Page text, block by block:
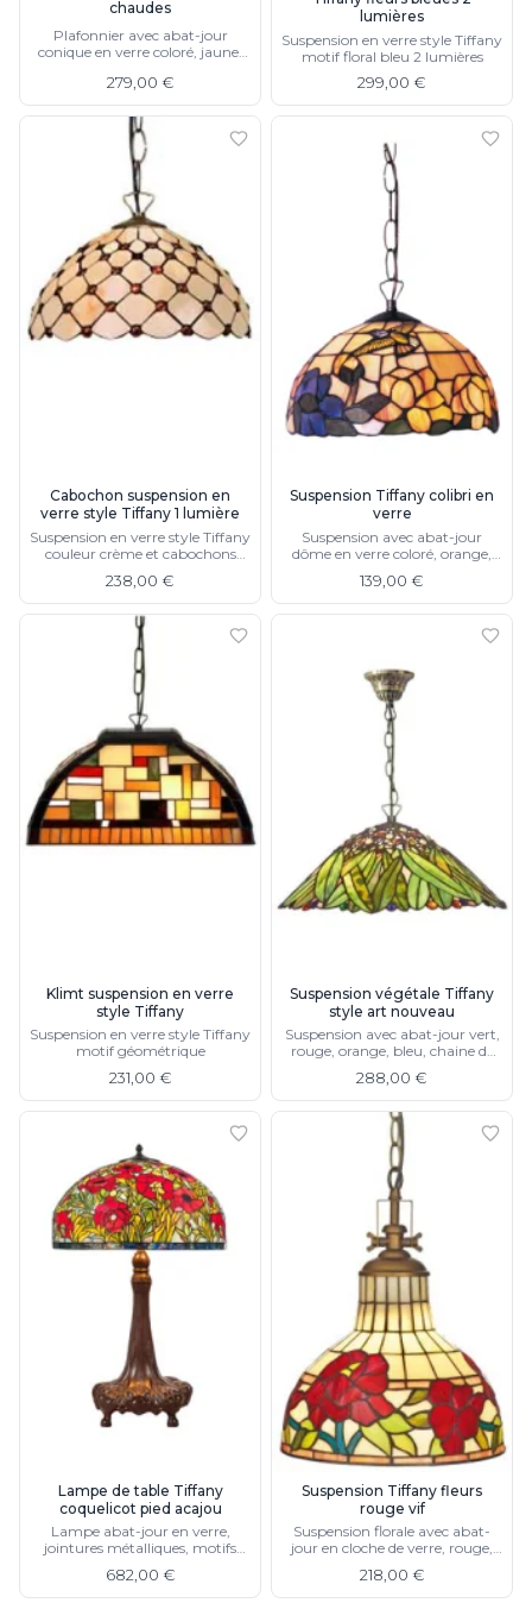
chaudes
Plafonnier avec abat-jour
conique en verre coloré, jaune,
279,00 €
lumières
Suspension en verre style Tiffany
motif floral bleu 2 lumières
299,00 €
Cabochon suspension en
verre style Tiffany 1 lumière
Suspension en verre style Tiffany
couleur crème et cabochons
238,00 €
Suspension Tiffany colibri en
verre
Suspension avec abat-jour
dôme en verre coloré, orange,
139,00 €
Klimt suspension en verre
style Tiffany
Suspension en verre style Tiffany
motif géométrique
231,00 €
Suspension végétale Tiffany
style art nouveau
Suspension avec abat-jour vert,
rouge, orange, bleu, chaine de
de plafond en cloche, finition
bronze
288,00 €
Lampe de table Tiffany
coquelicot pied acajou
Lampe abat-jour en verre,
jointures métalliques, motifs
sculpté en résine
682,00 €
Suspension Tiffany fleurs
rouge vif
Suspension florale avec abat-
jour en cloche de verre, rouge,
de plafond métallique dorés
218,00 €